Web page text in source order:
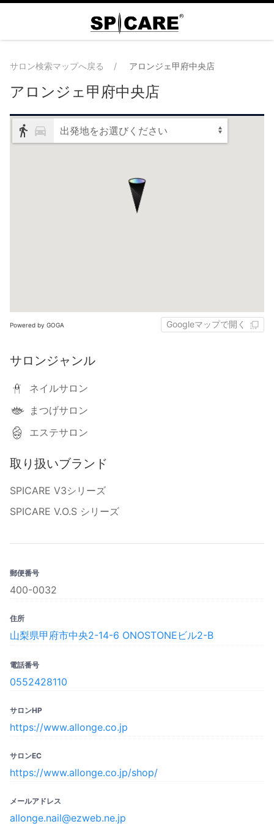
サロン検索マップへ戻る アロンジェ甲府中央店
アロンジェ甲府中央店
出発地をお選びください
Powered by GOGA Googleマップで開く
サロンジャンル
ネイルサロン
まつげサロン
エステサロン
取り扱いブランド
SPICARE V3シリーズ
SPICARE V.O.S シリーズ
郵便番号
400-0032
住所
山梨県甲府市中央2-14-6 ONOSTONEビル2-B
電話番号
0552428110
サロンHP
https://www.allonge.co.jp
サロンEC
https://www.allonge.co.jp/shop/
メールアドレス
allonge.nail@ezweb.ne.jp